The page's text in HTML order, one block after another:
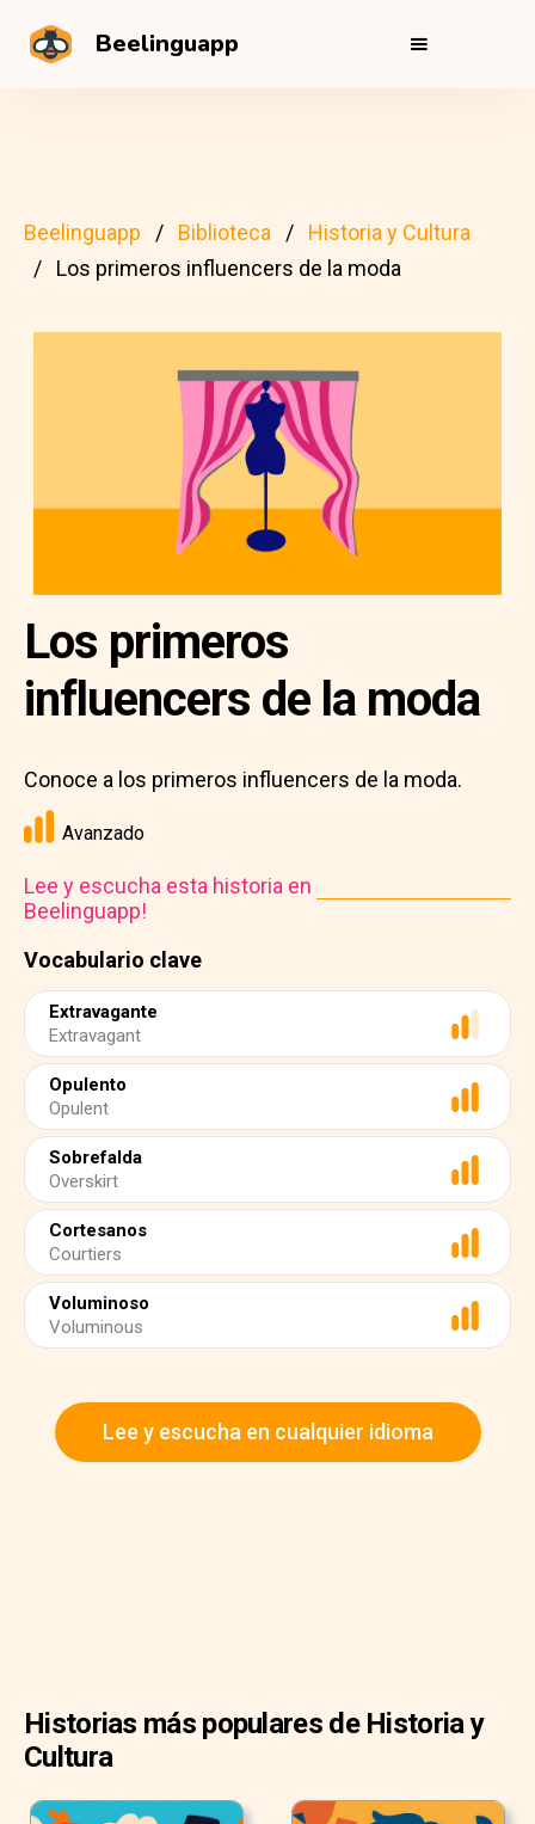
Beelinguapp
Beelinguapp Biblioteca
Historia y Cultura
Los primeros influencers de la moda
Vocabulario clave
Extravagante
Extravagant
Opulento
Opulent
Sobrefalda
Overskirt
Cortesanos
Courtiers
Voluminoso
Voluminous
Los primeros
influencers de la moda
Conoce a los primeros influencers de la moda.
Avanzado
Lee y escucha esta historia en
Beelinguapp!
Lee y escucha en cualquier idioma
Historias más populares de Historia y
Cultura